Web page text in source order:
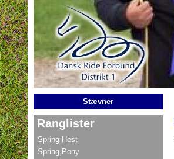
Stævner
Ranglister
Spring Hest
Spring Pony